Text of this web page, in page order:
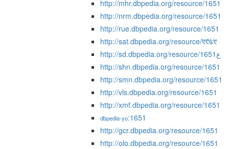
http://mhr.dbpedia.org/resource/1651
http://nrm.dbpedia.org/resource/1651
http://rue.dbpedia.org/resource/1651
http://sat.dbpedia.org/resource/᱑᱖᱕᱑
http://sd.dbpedia.org/resource/1651ع
http://shn.dbpedia.org/resource/1651
http://smn.dbpedia.org/resource/1651
http://vls.dbpedia.org/resource/1651
http://xmf.dbpedia.org/resource/1651
dbpedia-yo:1651
http://gcr.dbpedia.org/resource/1651
http://olo.dbpedia.org/resource/1651